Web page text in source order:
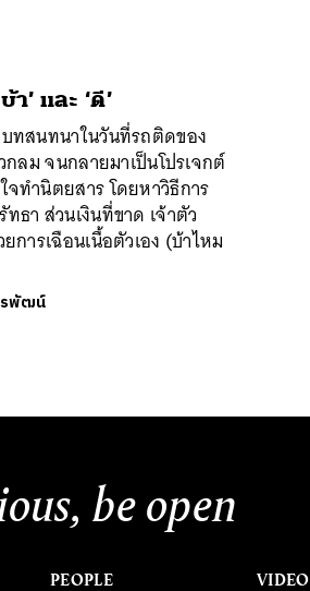
’ และ ‘ดี’
ทสนทนาในวันที่รถติดของ
ลม จนกลายมาเป็นโปรเจกต์
ทำนิตยสาร โดยหาวิธีการ
า ส่วนเงินที่ขาด เจ้าตัว
ารเฉือนเนื้อตัวเอง (บ้าไหม
พัฒน์
be open
PEOPLE VIDEO